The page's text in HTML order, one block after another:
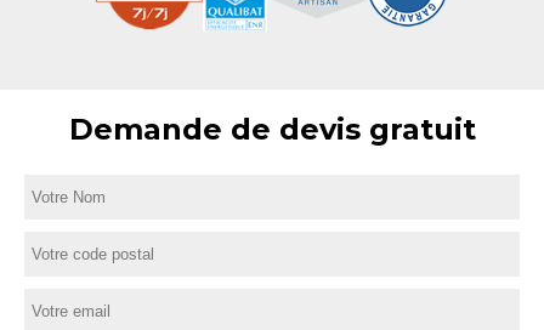
Demande de devis gratuit